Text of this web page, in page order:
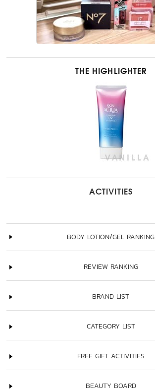
THE HIGHLIGHTER
ACTIVITIES
BODY LOTION/GEL RANKING
REVIEW RANKING
BRAND LIST
CATEGORY LIST
FREE GIFT ACTIVITIES
BEAUTY BOARD